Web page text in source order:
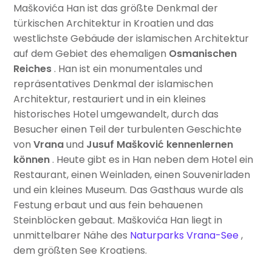
Maškovića Han ist das größte Denkmal der
türkischen Architektur in Kroatien und das
westlichste Gebäude der islamischen Architektur
auf dem Gebiet des ehemaligen Osmanischen
Reiches. Han ist ein monumentales und
repräsentatives Denkmal der islamischen
Architektur, restauriert und in ein kleines
historisches Hotel umgewandelt, durch das
Besucher einen Teil der turbulenten Geschichte
vonVranaund Jusuf Mašković kennenlernen
können. Heute gibt es in Han neben dem Hotel ein
Restaurant, einen Weinladen, einen Souvenirladen
und ein kleines Museum. Das Gasthaus wurde als
Festung erbaut und aus fein behauenen
Steinblöcken gebaut. Maškovića Han liegt in
unmittelbarer Nähe des Naturparks Vrana-See,
dem größten See Kroatiens.